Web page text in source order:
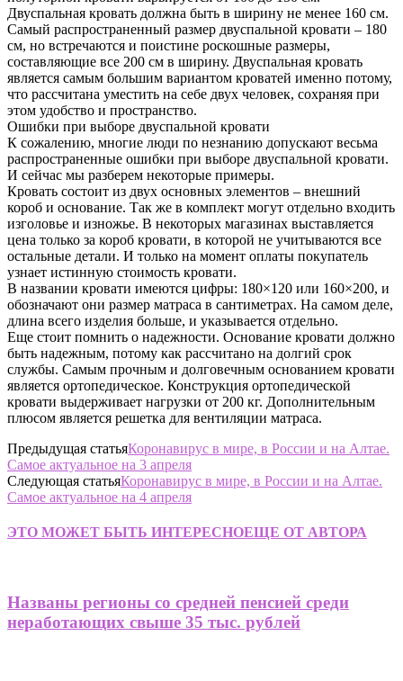
Двуспальная кровать должна быть в ширину не менее 160 см.
Самый распространенный размер двуспальной кровати – 180
см, но встречаются и поистине роскошные размеры,
составляющие все 200 см в ширину. Двуспальная кровать
является самым большим вариантом кроватей именно потому,
что рассчитана уместить на себе двух человек, сохраняя при
этом удобство и пространство.
Ошибки при выборе двуспальной кровати
К сожалению, многие люди по незнанию допускают весьма
распространенные ошибки при выборе двуспальной кровати.
И сейчас мы разберем некоторые примеры.
Кровать состоит из двух основных элементов – внешний
короб и основание. Так же в комплект могут отдельно входить
изголовье и изножье. В некоторых магазинах выставляется
цена только за короб кровати, в которой не учитываются все
остальные детали. И только на момент оплаты покупатель
узнает истинную стоимость кровати.
В названии кровати имеются цифры: 180×120 или 160×200, и
обозначают они размер матраса в сантиметрах. На самом деле,
длина всего изделия больше, и указывается отдельно.
Еще стоит помнить о надежности. Основание кровати должно
быть надежным, потому как рассчитано на долгий срок
службы. Самым прочным и долговечным основанием кровати
является ортопедическое. Конструкция ортопедической
кровати выдерживает нагрузки от 200 кг. Дополнительным
плюсом является решетка для вентиляции матраса.
Предыдущая статьяКоронавирус в мире, в России и на Алтае.
Самое актуальное на 3 апреля
Следующая статьяКоронавирус в мире, в России и на Алтае.
Самое актуальное на 4 апреля
ЭТО МОЖЕТ БЫТЬ ИНТЕРЕСНОЕЩЕ ОТ АВТОРА
Названы регионы со средней пенсией среди
неработающих свыше 35 тыс. рублей